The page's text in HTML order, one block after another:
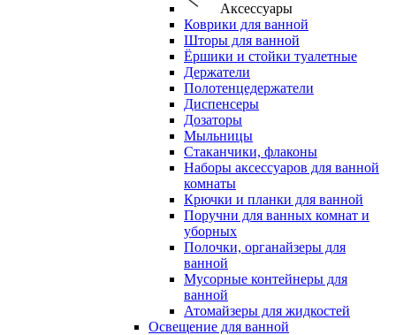
Аксессуары
Коврики для ванной
Шторы для ванной
Ёршики и стойки туалетные
Держатели
Полотенцедержатели
Диспенсеры
Дозаторы
Мыльницы
Стаканчики, флаконы
Наборы аксессуаров для ванной
комнаты
Крючки и планки для ванной
Поручни для ванных комнат и
уборных
Полочки, органайзеры для
ванной
Мусорные контейнеры для
ванной
Атомайзеры для жидкостей
Освещение для ванной